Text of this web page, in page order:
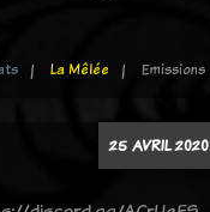
La Mêlée Emissions
25 AVRIL 2020